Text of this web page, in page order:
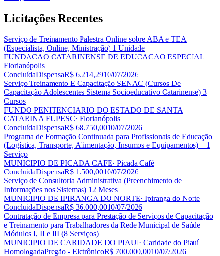
Licitações Recentes
Serviço de Treinamento Palestra Online sobre ABA e TEA
(Especialista, Online, Ministração) 1 Unidade
FUNDACAO CATARINENSE DE EDUCACAO ESPECIAL·
Florianópolis
ConcluídaDispensaR$ 6.214,2910/07/2026
Serviço Treinamento E Capacitação SENAC (Cursos De
Capacitação Adolescentes Sistema Socioeducativo Catarinense) 3
Cursos
FUNDO PENITENCIARIO DO ESTADO DE SANTA
CATARINA FUPESC· Florianópolis
ConcluídaDispensaR$ 68.750,0010/07/2026
Programa de Formação Continuada para Profissionais de Educação
(Logística, Transporte, Alimentação, Insumos e Equipamentos) – 1
Serviço
MUNICIPIO DE PICADA CAFE· Picada Café
ConcluídaDispensaR$ 1.500,0010/07/2026
Serviço de Consultoria Administrativa (Preenchimento de
Informações nos Sistemas) 12 Meses
MUNICIPIO DE IPIRANGA DO NORTE· Ipiranga do Norte
ConcluídaDispensaR$ 36.000,0010/07/2026
Contratação de Empresa para Prestação de Serviços de Capacitação
e Treinamento para Trabalhadores da Rede Municipal de Saúde –
Módulos I, II e III (8 Serviços)
MUNICIPIO DE CARIDADE DO PIAUI· Caridade do Piauí
HomologadaPregão - EletrônicoR$ 700.000,0010/07/2026